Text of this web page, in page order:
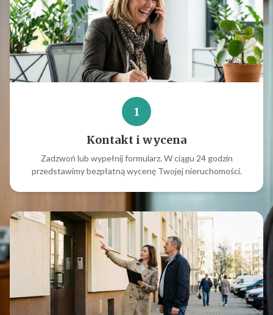
1
Kontakt i wycena
Zadzwoń lub wypełnij formularz. W ciągu 24 godzin
przedstawimy bezpłatną wycenę Twojej nieruchomości.